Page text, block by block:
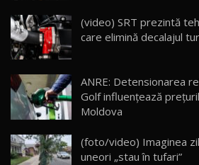
16
AutoBlogMD
13:10
17 20:06
30:08
(video) SRT prezintă
care elimină decalajul
ANRE: Detensionarea
Golf influențează
Moldova
(foto/video) Imaginea
uneori „stau în tufari”